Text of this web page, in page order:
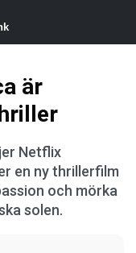
är
Netflix
en ny thrillerfilm
och mörka
solen.